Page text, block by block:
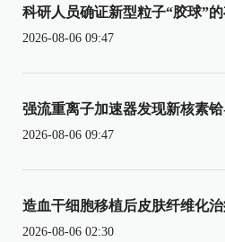
科研人员确证新型粒子“胶球”
2026-08-06 09:47
强流重离子加速器发现新核素铪
2026-08-06 09:47
造血干细胞移植后皮肤纤维化
2026-08-06 02:30